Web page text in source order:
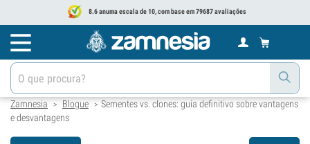
8.6 anuma escala de 10, com base em 79687 avaliações
Zamnesia > Blogue > Sementes vs. clones: guia definitivo sobre vantagens
e desvantagens